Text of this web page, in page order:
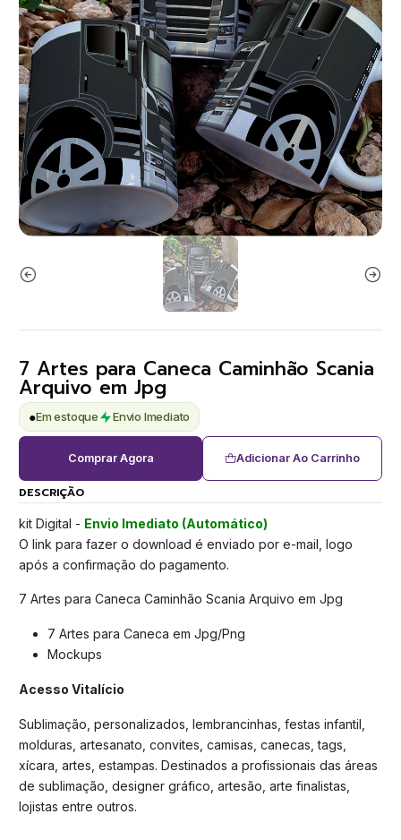
7 Artes para Caneca Caminhão Scania
Arquivo em Jpg
●Em estoque Envio Imediato
Adicionar Ao Carrinho
Comprar Agora
DESCRIÇÃO
kit Digital - Envio Imediato (Automático)
O link para fazer o download é enviado por e-mail, logo
após a confirmação do pagamento.
7 Artes para Caneca Caminhão Scania Arquivo em Jpg
7 Artes para Caneca em Jpg/Png
Mockups
Acesso Vitalício
Sublimação, personalizados, lembrancinhas, festas infantil,
molduras, artesanato, convites, camisas, canecas, tags,
xícara, artes, estampas. Destinados a profissionais das áreas
de sublimação, designer gráfico, artesão, arte finalistas,
lojistas entre outros.